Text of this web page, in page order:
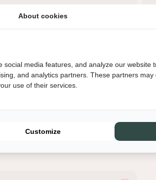
- Geschulpt - Chrome
About cookies
media features, and analyze our website
and analytics partners. These partners
use of their services.
Customize